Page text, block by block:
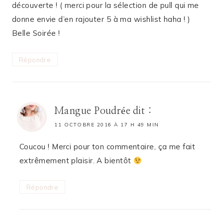
découverte ! ( merci pour la sélection de pull qui me
donne envie d’en rajouter 5 à ma wishlist haha ! )
Belle Soirée !
Répondre
Mangue Poudrée dit :
11 OCTOBRE 2016 À 17 H 49 MIN
Coucou ! Merci pour ton commentaire, ça me fait
extrêmement plaisir. A bientôt
Répondre